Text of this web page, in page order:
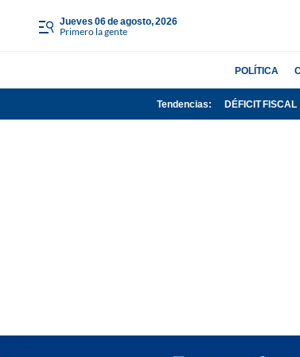
jueves 06 de agosto, 2026
Primero la gente
POLÍTICA
Tendencias: DÉFICIT FISCAL